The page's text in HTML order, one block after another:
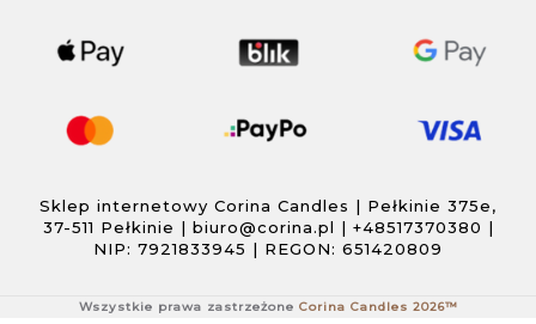
Sklep internetowy Corina Candles | Pełkinie 375e,
37-511 Pełkinie | biuro@corina.pl | +48517370380 |
NIP: 7921833945 | REGON: 651420809
Wszystkie prawa zastrzeżone Corina Candles 2026™